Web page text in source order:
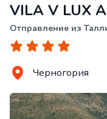
VILA V LUX
Отправление из
Черногория